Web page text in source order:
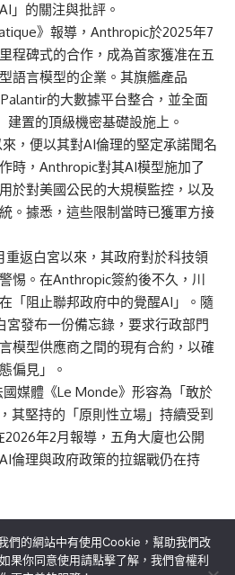
」的關注與批評。
》報導，Anthropic於2025年7
程碑式的合作，成為首家獲准在五
語言模型的企業。其旗艦產品
的大數據平台整合，並全面
置的頂級機密基礎設施上。
，便以其對AI倫理的堅定承諾聞名
時，Anthropic對其AI模型施加了
於對美國公民的大規模監控，以及
。據悉，這些限制當時已獲軍方接
重返白宮以來，其政府對於科技領
惕。在Anthropic簽約後不久，川
「阻止聯邦政府中的覺醒AI」。隨
宮發布一份備忘錄，要求行政部門
模型供應商之間的現有合約，以確
偏見」。
媒體《Le Monde》形容為「敢於
其堅持的「原則性立場」持續受到
年2月報導，五角大廈也公開
倫理與政府政策的拉鋸戰仍在持
們的網站中有使用Cookie，幫助我們改
果你同意使用請點擊了解，我們會權利